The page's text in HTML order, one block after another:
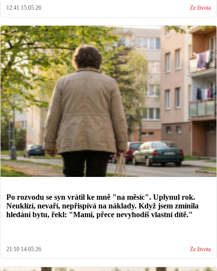
12:41 15.05.26 Ze života
Po rozvodu se syn vrátil ke mně "na měsíc". Uplynul rok.
Neuklízí, nevaří, nepřispívá na náklady. Když jsem zmínila
hledání bytu, řekl: "Mami, přece nevyhodíš vlastní dítě."
21:10 14.05.26 Ze života